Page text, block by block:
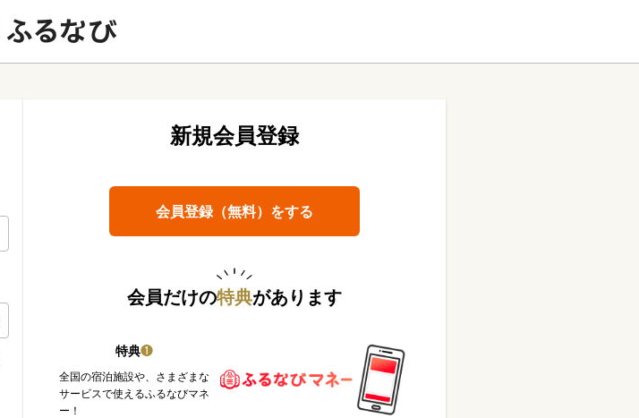
新規会員登録
会員登録（無料）をする
会員だけの特典があります
特典❶
全国の宿泊施設や、さまざまな
サービスで使えるふるなびマネ
ー！